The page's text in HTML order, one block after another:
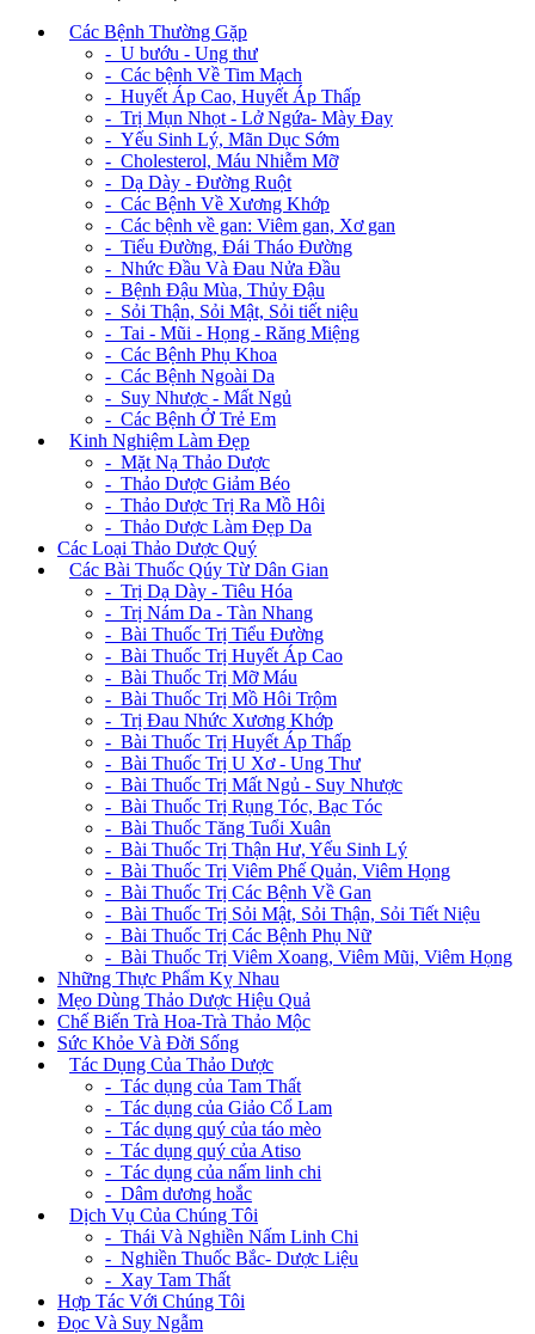
Các Bệnh Thường Gặp
- U bướu - Ung thư
- Các bệnh Về Tim Mạch
- Huyết Áp Cao, Huyết Áp Thấp
- Trị Mụn Nhọt - Lở Ngứa- Mày Đay
- Yếu Sinh Lý, Mãn Dục Sớm
- Cholesterol, Máu Nhiễm Mỡ
- Dạ Dày - Đường Ruột
- Các Bệnh Về Xương Khớp
- Các bệnh về gan: Viêm gan, Xơ gan
- Tiểu Đường, Đái Tháo Đường
- Nhức Đầu Và Đau Nửa Đầu
- Bệnh Đậu Mùa, Thủy Đậu
- Sỏi Thận, Sỏi Mật, Sỏi tiết niệu
- Tai - Mũi - Họng - Răng Miệng
- Các Bệnh Phụ Khoa
- Các Bệnh Ngoài Da
- Suy Nhược - Mất Ngủ
- Các Bệnh Ở Trẻ Em
Kinh Nghiệm Làm Đẹp
- Mặt Nạ Thảo Dược
- Thảo Dược Giảm Béo
- Thảo Dược Trị Ra Mồ Hôi
- Thảo Dược Làm Đẹp Da
Các Loại Thảo Dược Quý
Các Bài Thuốc Qúy Từ Dân Gian
- Trị Dạ Dày - Tiêu Hóa
- Trị Nám Da - Tàn Nhang
- Bài Thuốc Trị Tiểu Đường
- Bài Thuốc Trị Huyết Áp Cao
- Bài Thuốc Trị Mỡ Máu
- Bài Thuốc Trị Mồ Hôi Trộm
- Trị Đau Nhức Xương Khớp
- Bài Thuốc Trị Huyết Áp Thấp
- Bài Thuốc Trị U Xơ - Ung Thư
- Bài Thuốc Trị Mất Ngủ - Suy Nhược
- Bài Thuốc Trị Rụng Tóc, Bạc Tóc
- Bài Thuốc Tăng Tuổi Xuân
- Bài Thuốc Trị Thận Hư, Yếu Sinh Lý
- Bài Thuốc Trị Viêm Phế Quản, Viêm Họng
- Bài Thuốc Trị Các Bệnh Về Gan
- Bài Thuốc Trị Sỏi Mật, Sỏi Thận, Sỏi Tiết Niệu
- Bài Thuốc Trị Các Bệnh Phụ Nữ
- Bài Thuốc Trị Viêm Xoang, Viêm Mũi, Viêm Họng
Những Thực Phẩm Kỵ Nhau
Mẹo Dùng Thảo Dược Hiệu Quả
Chế Biến Trà Hoa-Trà Thảo Mộc
Sức Khỏe Và Đời Sống
Tác Dụng Của Thảo Dược
- Tác dụng của Tam Thất
- Tác dụng của Giảo Cổ Lam
- Tác dụng quý của táo mèo
- Tác dụng quý của Atiso
- Tác dụng của nấm linh chi
- Dâm dương hoắc
Dịch Vụ Của Chúng Tôi
- Thái Và Nghiền Nấm Linh Chi
- Nghiền Thuốc Bắc- Dược Liệu
- Xay Tam Thất
Hợp Tác Với Chúng Tôi
Đọc Và Suy Ngẫm